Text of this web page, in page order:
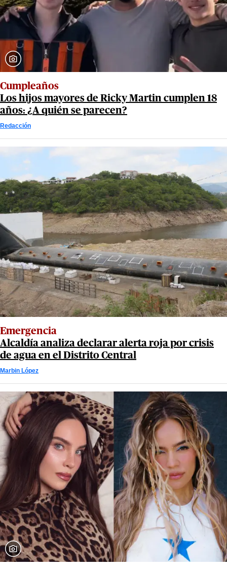
Cumpleaños
Los hijos mayores de Ricky Martin cumplen 18
años: ¿A quién se parecen?
Redacción
Emergencia
Alcaldía analiza declarar alerta roja por crisis
de agua en el Distrito Central
Marbin López